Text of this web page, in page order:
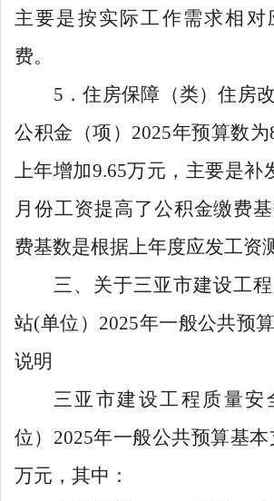
主要是按实际工作需求相对
费。
5 ．住房保障（类）住房
公积金（项） 2025年预算数为
上年增加9.65万元，主要是补
月份工资提高了公积金缴费
费基数是根据上年度应发工资
三、关于三亚市建设工
站(单位）2025年一般公共预
说明
三亚市建设工程质量安
位） 2025年一般公共预算基本
万元，其中：